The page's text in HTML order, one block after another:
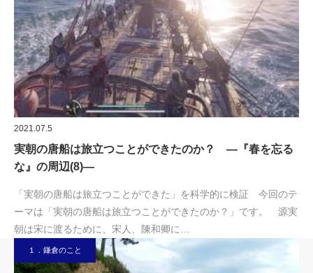
2021.07.5
実朝の唐船は旅立つことができたのか？ ―『春を忘る
な』の周辺(8)―
「実朝の唐船は旅立つことができた」を科学的に検証 今回のテ
ーマは「実朝の唐船は旅立つことができたのか？」です。 源実
朝は宋に渡るために、宋人、陳和卿に…
１．鎌倉のこと